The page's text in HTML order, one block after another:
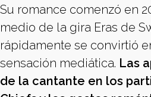
Su romance comenzó en
medio de la gira Eras de
rápidamente se convirtió
sensación mediática. Las
de la cantante en los